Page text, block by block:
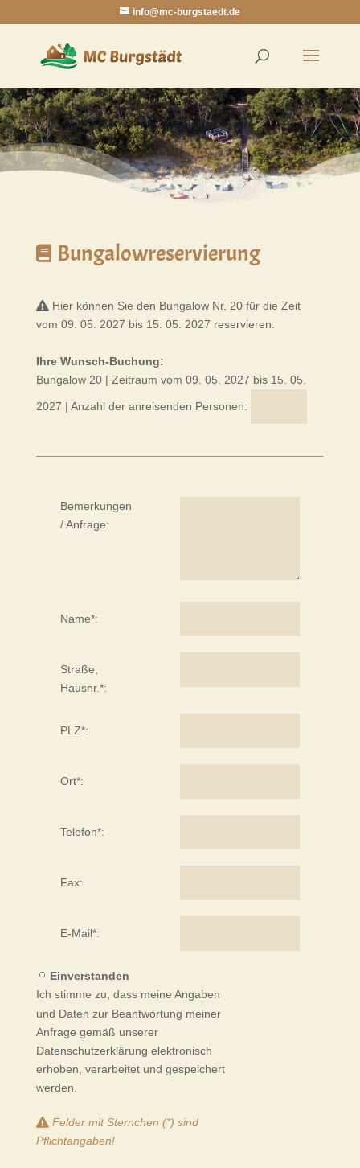
info@mc-burgstaedt.de
Bungalowreservierung
Hier können Sie den Bungalow Nr. 20 für die Zeit
vom 09. 05. 2027 bis 15. 05. 2027 reservieren.
Ihre Wunsch-Buchung:
Bungalow 20| Zeitraum vom 09. 05. 2027 bis 15. 05.
2027 | Anzahl der anreisenden Personen:
Bemerkungen
/ Anfrage:
Name*:
Straße,
Hausnr.*:
PLZ*:
Ort*:
Telefon*:
Fax:
E-Mail*:
Einverstanden
Ich stimme zu, dass meine Angaben
und Daten zur Beantwortung meiner
Anfrage gemäß unserer
Datenschutzerklärung elektronisch
erhoben, verarbeitet und gespeichert
werden.
Felder mit Sternchen (*) sind
Pflichtangaben!